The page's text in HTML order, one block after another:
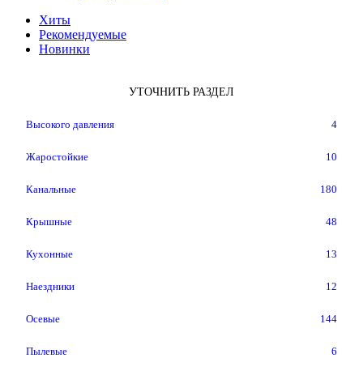
Хиты
Рекомендуемые
Новинки
УТОЧНИТЬ РАЗДЕЛ
Высокого давления 4
Жаростойкие 10
Канальные 180
Крышные 48
Кухонные 13
Наездники 12
Осевые 144
Пылевые 6